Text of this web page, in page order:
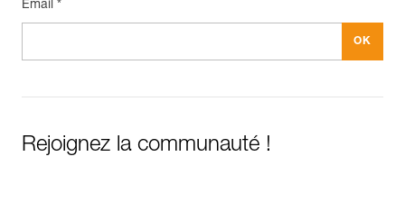
Email *
Rejoignez la communauté !